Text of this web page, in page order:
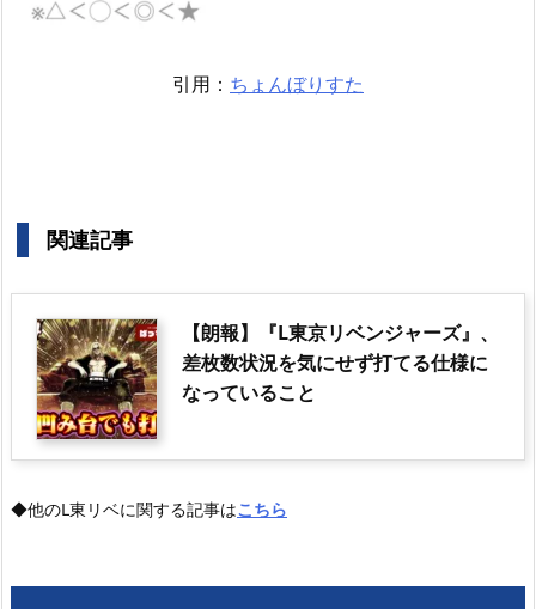
引用： ちょんぼりすた
関連記事
【朗報】『L東京リベンジャーズ』、
差枚数状況を気にせず打てる仕様に
なっていること
◆他のL東リベに関する記事はこちら